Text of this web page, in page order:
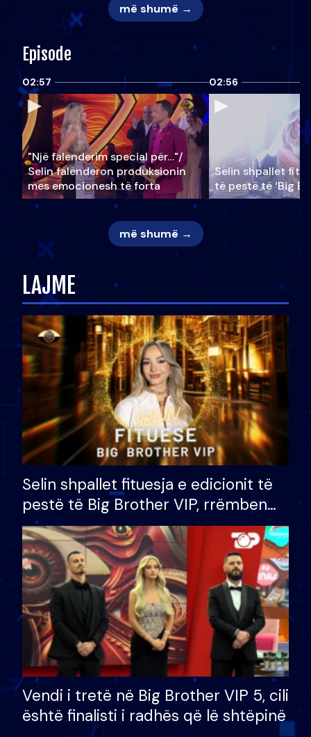
më shumë →
Episode
02:57
"Një falenderim special për…"/
Selin falënderon produksionin
mes emocionesh të forta
02:56
Selin shpallet
të pestë të ‘Big
më shumë →
LAJME
Selin shpallet fituesja e edicionit të
pestë të Big Brother VIP, rrëmben
çmimin e madh prej 100 mijë eurosh
Vendi i tretë në Big Brother VIP 5, cili
është finalisti i radhës që lë shtëpinë